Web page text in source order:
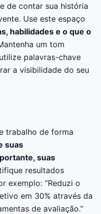
de contar sua história
Use este espaço
habilidades e o que o
um tom
palavras-chave
a visibilidade do seu
trabalho de forma
suas
suas
resultados
exemplo: “Reduzi o
em 30% através da
de avaliação.”